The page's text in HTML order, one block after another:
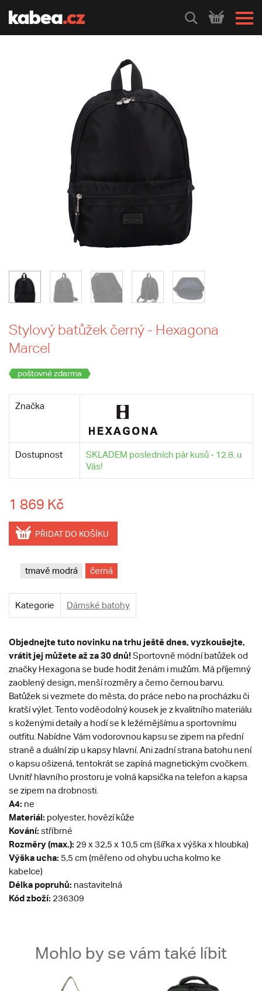
HLEDEJ
Stylový batůžek černý - Hexagona
Marcel
poštovné zdarma
Značka
Dostupnost
SKLADEM posledních pár kusů - 12.8. u
Vás!
1 869 Kč
PŘIDAT DO KOŠÍKU
tmavě modrá černá
Kategorie Dámské batohy
Objednejte tuto novinku na trhu ještě dnes, vyzkoušejte,
vrátit jej můžete až za 30 dnů!Sportovně módní batůžek od
značky Hexagona se bude hodit ženám i mužům. Má příjemný
zaoblený design, menší rozměry a černo černou barvu.
Batůžek si vezmete do města, do práce nebo na procházku či
kratší výlet. Tento voděodolný kousek je z kvalitního materiálu
s koženými detaily a hodí se k ležérnějšímu a sportovnímu
outfitu. Nabídne Vám vodorovnou kapsu se zipem na přední
straně a duální zip u kapsy hlavní. Ani zadní strana batohu není
o kapsu ošizená, tentokrát se zapíná magnetickým cvočkem.
Uvnitř hlavního prostoru je volná kapsička na telefon a kapsa
se zipem na drobnosti.
A4: ne
Materiál: polyester, hovězí kůže
Kování: stříbrné
Rozměry (max.): 29 x 32,5 x 10,5 cm (šířka x výška x hloubka)
Výška ucha: 5,5 cm (měřeno od ohybu ucha kolmo ke
kabelce)
Délka popruhů: nastavitelná
Kód zboží: 236309
Mohlo by se vám také líbit